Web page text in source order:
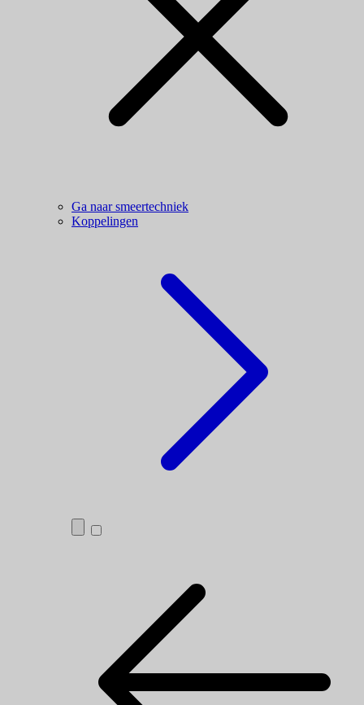
Ga naar smeertechniek
Koppelingen